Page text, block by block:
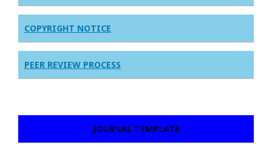
COPYRIGHT NOTICE
PEER REVIEW PROCESS
JOURNAL TEMPLATE